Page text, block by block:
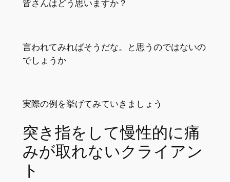
皆さんはどう思いますか？
言われてみればそうだな。と思うのではないの
でしょうか
実際の例を挙げてみていきましょう
突き指をして慢性的に痛
みが取れないクライアン
ト